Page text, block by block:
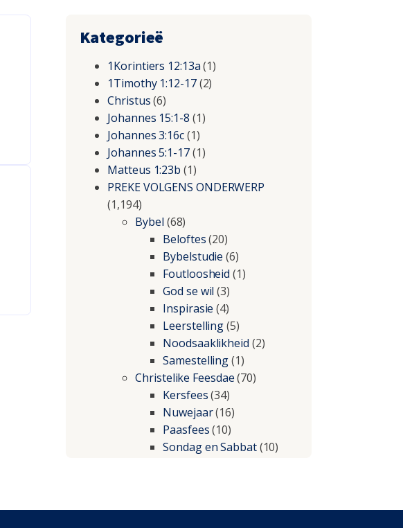
Kategorieë
1Korintiers 12:13a(1)
1Timothy 1:12-17(2)
Christus(6)
Johannes 15:1-8 (1)
Johannes 3:16c(1)
Johannes 5:1-17(1)
Matteus 1:23b (1)
PREKE VOLGENS ONDERWERP
(1,194)
Bybel (68)
Beloftes(20)
Bybelstudie (6)
Foutloosheid (1)
God se wil (3)
Inspirasie (4)
Leerstelling(5)
Noodsaaklikheid (2)
Samestelling(1)
Christelike Feesdae(70)
Kersfees(34)
Nuwejaar(16)
Paasfees(10)
Sondag en Sabbat(10)